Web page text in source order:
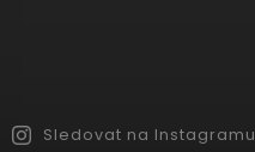
Sledovat na Instagramu